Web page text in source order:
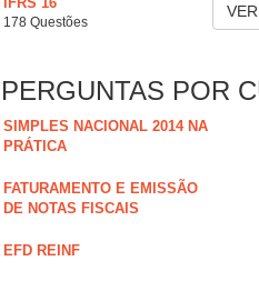
178 Questões
PERGUNTAS POR
SIMPLES NACIONAL 2014 NA
PRÁTICA
FATURAMENTO E EMISSÃO
DE NOTAS FISCAIS
EFD REINF